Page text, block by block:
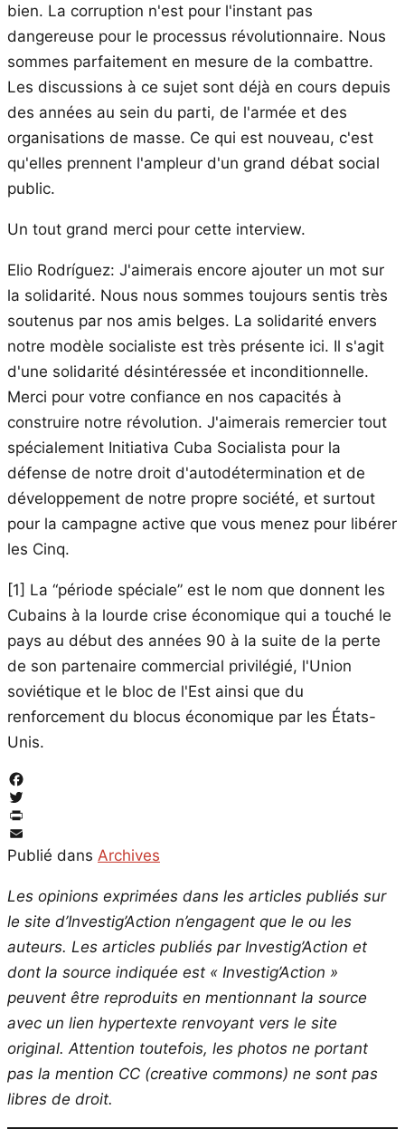
bien. La corruption n'est pour l'instant pas
dangereuse pour le processus révolutionnaire. Nous
sommes parfaitement en mesure de la combattre.
Les discussions à ce sujet sont déjà en cours depuis
des années au sein du parti, de l'armée et des
organisations de masse. Ce qui est nouveau, c'est
qu'elles prennent l'ampleur d'un grand débat social
public.
Un tout grand merci pour cette interview.
Elio Rodríguez: J'aimerais encore ajouter un mot sur
la solidarité. Nous nous sommes toujours sentis très
soutenus par nos amis belges. La solidarité envers
notre modèle socialiste est très présente ici. Il s'agit
d'une solidarité désintéressée et inconditionnelle.
Merci pour votre confiance en nos capacités à
construire notre révolution. J'aimerais remercier tout
spécialement Initiativa Cuba Socialista pour la
défense de notre droit d'autodétermination et de
développement de notre propre société, et surtout
pour la campagne active que vous menez pour libérer
les Cinq.
[1] La “période spéciale” est le nom que donnent les
Cubains à la lourde crise économique qui a touché le
pays au début des années 90 à la suite de la perte
de son partenaire commercial privilégié, l'Union
soviétique et le bloc de l'Est ainsi que du
renforcement du blocus économique par les États-
Unis.
Facebook
Twitter
PrintFriendly
Email
Publié dans Archives
Les opinions exprimées dans les articles publiés sur
le site d’Investig’Action n’engagent que le ou les
auteurs. Les articles publiés par Investig’Action et
dont la source indiquée est « Investig’Action »
peuvent être reproduits en mentionnant la source
avec un lien hypertexte renvoyant vers le site
original. Attention toutefois, les photos ne portant
pas la mention CC (creative commons) ne sont pas
libres de droit.